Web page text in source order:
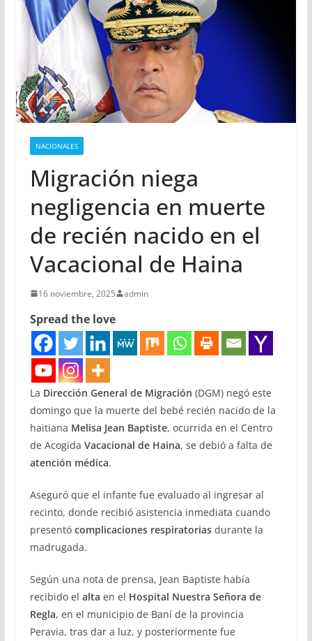
NACIONALES
Migración niega
negligencia en muerte
de recién nacido en el
Vacacional de Haina
16 noviembre, 2025 admin
Spread the love
La Dirección General de Migración (DGM) negó este
domingo que la muerte del bebé recién nacido de la
haitiana Melisa Jean Baptiste, ocurrida en el Centro
de Acogida Vacacional de Haina, se debió a falta de
atención médica.
Aseguró que el infante fue evaluado al ingresar al
recinto, donde recibió asistencia inmediata cuando
presentó complicaciones respiratoriasdurante la
madrugada.
Según una nota de prensa, Jean Baptiste había
recibido el alta en el Hospital Nuestra Señora de
Regla, en el municipio de Baní de la provincia
Peravia, tras dar a luz, y posteriormente fue